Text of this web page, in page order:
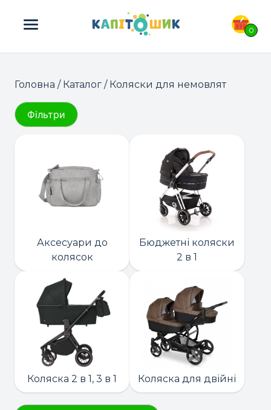
0
ПОШУК ТОВАРІВ:
Головна / Каталог / Коляски для немовлят
Фільтри
Аксесуари до
колясок
Бюджетні коляски
2 в 1
Коляска 2 в 1, 3 в 1 Коляска для двійні